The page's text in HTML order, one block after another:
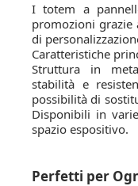
I totem a
promozioni
di
Caratteristiche
Struttura in
stabilità e
possibilità di
Disponibili in
spazio espositivo.
Perfetti per